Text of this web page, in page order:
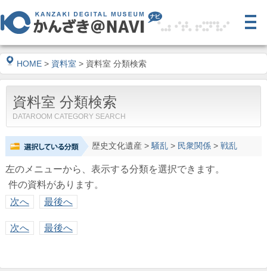
HOME > 資料室 > 資料室 分類検索
資料室 分類検索
DATAROOM CATEGORY SEARCH
歴史文化遺産>騒乱> 民衆関係> 戦乱
左のメニューから、表示する分類を選択できます。
件の資料があります。
次へ
最後へ
次へ 最後へ